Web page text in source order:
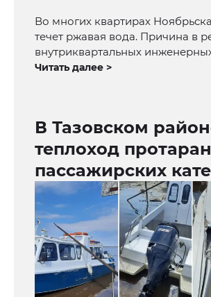
Во многих квартирах
течет ржавая вода. Причина в
внутриквартальных
Читать далее >
В Тазовском
теплоход
пассажирских